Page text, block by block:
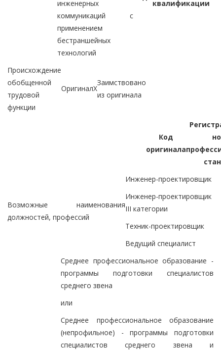
инженерных
коммуникаций с
применением
бестраншейных
технологий
квалификации
Происхождение
обобщенной
трудовой
функции
ОригиналX
Заимствовано
из оригинала
Код
оригинала
Возможные наименования
должностей, профессий
Инженер-проектировщик
Инженер-проектировщик
III категории
Техник-проектировщик
Ведущий специалист
Среднее профессиональное образование -
программы подготовки специалистов
среднего звена
или
Среднее профессиональное образование
(непрофильное) - программы подготовки
специалистов среднего звена и